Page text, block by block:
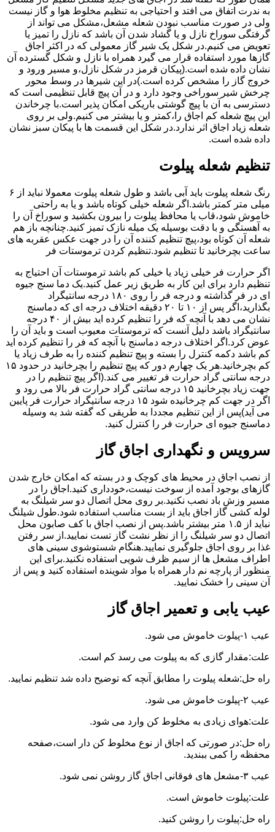
به ندرت اتفاق می افتد و احتیاجی به تنظیم مخلوط هوا و گاز نیست
ولی در صورت مناسب نبودن شعله مشعل،مشکل می تواند از
گرفتگی سوراخ نازل و یا گشاد شدن آن باشد که نازل را تمیز یا
تعویض می کنیم.در شکل یک شیر گاز معمولی که در اکثر اجاق
گازها مورد استفاده قرار می گیرد همراه با نازل و شکل گسترده آن
نشان داده شده است.(پیکان قرمز در شکل نازل،و مسیر ورود و
خروج گاز را مشخص کرده است.)در این شیرها در وسط محور
چرخش شیر سوراخی وجود دارد و در آن پیچ قابل تنظیمی است که
دسترسی به آن با پیچ گوشتی باریکی امکان پذیر است.با چرخاندن
این پیچ شعله کم اجاق را،کمتر و یا بیشتر می کنیم.ولی بر روی
شعله زیاد اجاق اثر ندارد.در شکل این قسمت ها با پیکان سبز نشان
داده شده است.
تنظیم شعله پیلوت
رنگ شعله پیلوت باید آبی باشد و طول شعله پیلوت معمولا نباید از ۶
میلی متر کمتر باشد.اگر شعله خیلی کوتاه باشد و یا به راحتی
خاموش شود،قاب یا محافظ پیلوت را بیرون بکشید و سوراخ آن را
به آهستگی و با دقت بوسیله یک میله نازک تمیز کنید.چنانچه باز هم
شعله آن کوتاه بود،پیچ تنظیم کننده آن را در جهت عکس عقربه های
ساعت بچرخانید تا تنظیم شود.تنظیم کردن ترموستات فر
اگر حرارت فر خیلی زیاد یا خیلی کم باشد ترموستات آن احتیاج به
تنظیم دارد برای این کار به طریق زیر عمل کنید.یک دما سنج جیوه
ای در فر گذاشته و درجه فر را روی ۱۸۰ درجه سانتیگراد
بگذارید،اگر پس از ۱۰ تا ۲۰ دقیقه اختلاف درجه ای که دماسنج
نشان می دهد با آنچه که فر را تنظیم کرده اید بیش از ۴۰ درجه
سانتیگراد باشد دلیل آنست که ترموستات معیوب است و باید آن را
عوض کرد.اگر اختلاف درجه دماسنج با آنچه که فر را تنظیم کرده اید
کم باشد دکمه کنترل را بسته و پیچ تنظیم کننده را به طرف زیاد یا
کم بچرخانید.هر یک چهارم دور که پیچ تنظیم را بچرخانید در حدود ۱۵
درجه سانتی گراد حرارت فر تغییر می کند.(اگر پیچ تنظیم را در
جهت زیاد بچرخانید ۱۵ درجه سانتی گراد حرارت فر بالا می رود و
اگر در جهت کم چرخانیده شود ۱۵ درجه سانتیگراد حرارت فر پایین
می آید)پس از این تنظیم مجددا به طریقی که گفته شد به وسیله
دماسنج جیوه ای حرارت فر را کنترل کنید.
سرویس و نگهداری اجاق گاز
از نصب اجاق در محیط های کوچک و در بسته که امکان خارج شدن
گازهای بوجود آمده از سوخت نیست،خودداری کنید.اجاق را در
مسیر وزش باد نصب نکنید.بر روی محل اتصال دو سر شیلنگ به
لوله کشی گاز اجاق باید از بست مناسب استفاده شود.طول شیلنگ
نباید از ۱.۵ متر بیشتر باشد.پس از نصب اجاق با کف صابون محل
اتصال دو سر شیلنگ را از نظر نشت گاز تست نمایید.از سر رفتن
غذا بر روی اجاق جلوگیری نمایید.هنگام شستوشوی سینی های
اطراف مشعل ها از سیم ظرف شویی استفاده نکنید.برای این
منظور از پارچه نم دار همراه با مواد شوینده استفاده کنید و پس از
آن سینی را خشک نمایید.
عیب یابی و تعمیر اجاق گاز
عیب ۱-پیلوت خاموش می شود.
علت:مقدار گازی که به پیلوت می رسد کم است.
راه حل:شعله پیلوت را مطابق آنچه که توضیح داده شد تنظیم نمایید.
عیب ۲-پیلوت خاموش می شود.
علت:هوای زیادی به مخلوط کن وارد می شود.
راه حل:در صورتی که اجاق از نوع مخلوط کن دار است،صفحه
محفظه را کمی ببندید.
عیب ۳-مشعل های فوقانی اجاق گاز روشن نمی شود.
علت:پیلوت خاموش است.
راه حل:پیلوت را روشن کنید.